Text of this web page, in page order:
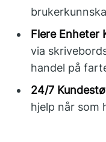
Flere Enheter
via
handel på
24/7
hjelp når som